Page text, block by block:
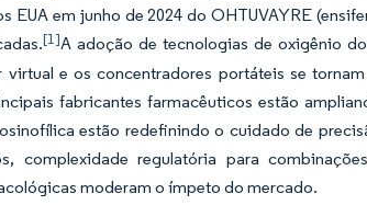
EUA em junho de 2024 do OHTUVAYRE
[1]A adoção de tecnologias de oxigênio
virtual e os concentradores portáteis se
fabricantes farmacêuticos estão
estão redefinindo o cuidado de
complexidade regulatória para
moderam o ímpeto do mercado.